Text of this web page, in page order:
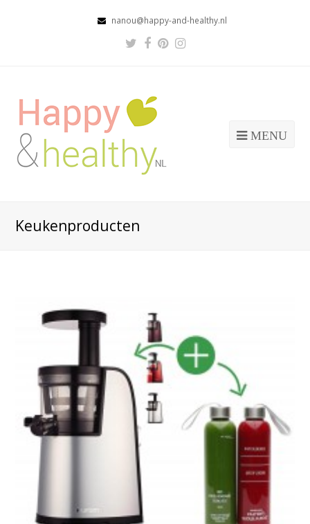
nanou@happy-and-healthy.nl
Twitter
Facebook
Pinterest
Instagram
MENU
Keukenproducten